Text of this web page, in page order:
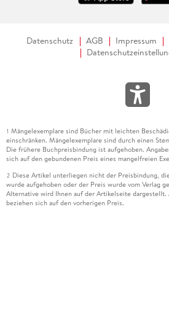
Datenschutz AGB Impressum
1 Mängelexemplare sind Bücher mit leichten
einschränken. Mängelexemplare sind durch einen
Die frühere Buchpreisbindung ist aufgehoben.
sich auf den gebundenen Preis eines mangelfreien
2 Diese Artikel unterliegen nicht der Preisbindung,
wurde aufgehoben oder der Preis wurde vom Verlag
Alternative wird Ihnen auf der Artikelseite dargestellt.
beziehen sich auf den vorherigen Preis.